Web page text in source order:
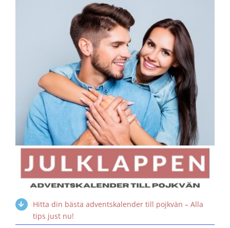
Hitta din bästa adventskalender till pojkvän – Alla
tips just nu!